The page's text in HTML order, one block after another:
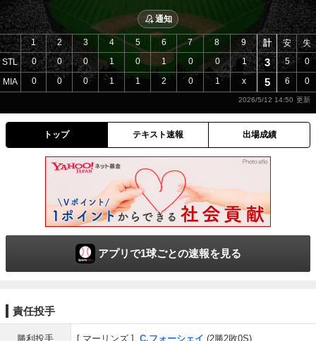
通知
STL
MIA
1 2 3 4 5 6 7 8
9
0
0 0 1 0 1 0 0
1
0
0 0 1 1 2 0 1 x
計 安 失
3 5 0
5 6 0
2026/5/12 14:50
トップ テキスト速報 出場成績
アプリで1球ごとの速報を見る
責任投手
勝利投手 マーリンズ C.フォーシェイ (2勝2敗0S)